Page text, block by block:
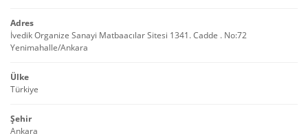
Adres
İvedik Organize Sanayi Matbaacılar Sitesi 1341. Cadde . No:72
Yenimahalle/Ankara
Ülke
Türkiye
Şehir
Ankara